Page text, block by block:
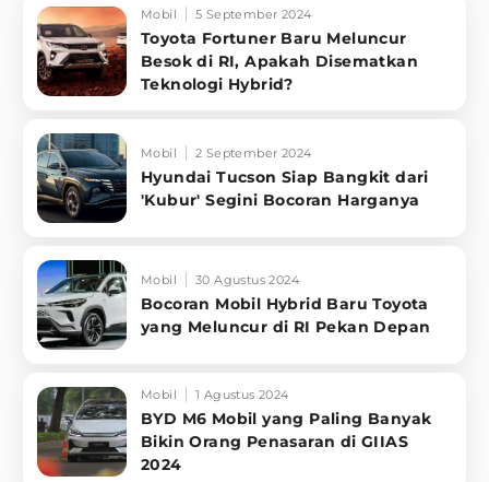
Mobil 5 September 2024
Toyota Fortuner Baru Meluncur
Besok di RI, Apakah Disematkan
Teknologi Hybrid?
Mobil 2 September 2024
Hyundai Tucson Siap Bangkit dari
'Kubur' Segini Bocoran Harganya
Mobil 30 Agustus 2024
Bocoran Mobil Hybrid Baru Toyota
yang Meluncur di RI Pekan Depan
Mobil 1 Agustus 2024
BYD M6 Mobil yang Paling Banyak
Bikin Orang Penasaran di GIIAS
2024